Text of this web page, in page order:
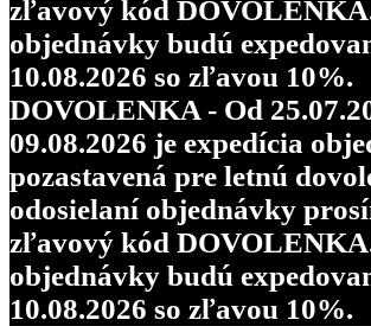
zľavový kód
objednávky budú
10.08.2026 so zľavou 10%.
DOVOLENKA - Od
09.08.2026 je expedícia
pozastavená pre letnú
odosielaní objednávky
zľavový kód
objednávky budú
10.08.2026 so zľavou 10%.